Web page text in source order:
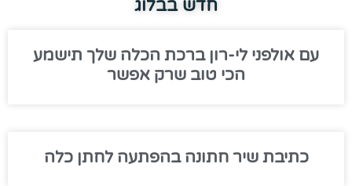
חדש בבלוג
עם אולפני לי-רון ברכת הכלה שלך תישמע
הכי טוב שרק אפשר
כתיבת שיר חתונה בהפתעה לחתן כלה